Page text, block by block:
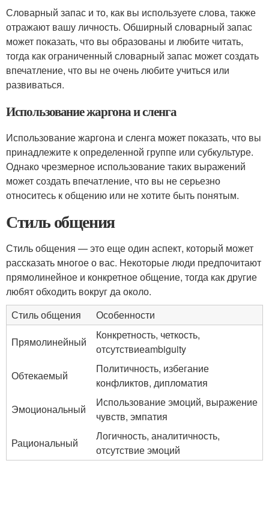
Словарный запас и то, как вы используете слова, также
отражают вашу личность. Обширный словарный запас
может показать, что вы образованы и любите читать,
тогда как ограниченный словарный запас может создать
впечатление, что вы не очень любите учиться или
развиваться.
Использование жаргона и сленга
Использование жаргона и сленга может показать, что вы
принадлежите к определенной группе или субкультуре.
Однако чрезмерное использование таких выражений
может создать впечатление, что вы не серьезно
относитесь к общению или не хотите быть понятым.
Стиль общения
Стиль общения — это еще один аспект, который может
рассказать многое о вас. Некоторые люди предпочитают
прямолинейное и конкретное общение, тогда как другие
любят обходить вокруг да около.
Стиль общения
Особенности
Прямолинейный
Конкретность, четкость,
отсутствиеambiguity
Обтекаемый
Политичность, избегание
конфликтов, дипломатия
Эмоциональный
Использование эмоций, выражение
чувств, эмпатия
Рациональный
Логичность, аналитичность,
отсутствие эмоций